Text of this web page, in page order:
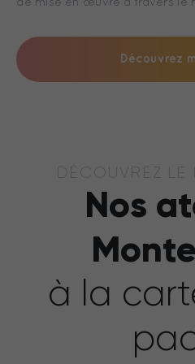
de mise en œuvre à travers le
Découvrez
Nos
à la